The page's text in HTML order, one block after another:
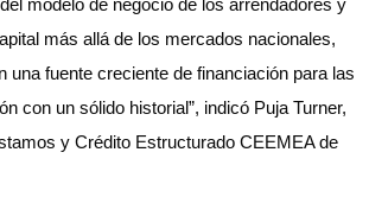
modelo de negocio de los arrendadores y
más allá de los mercados nacionales,
una fuente creciente de financiación para las
con un sólido historial”, indicó Puja Turner,
y Crédito Estructurado CEEMEA de